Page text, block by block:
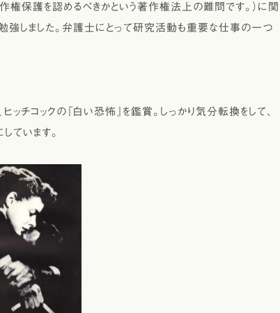
保護を認めるべきかという著作権法上の難問です。）に関
しました。弁護士にとって研究活動も重要な仕事の一つ
チコックの『白い恐怖』を鑑賞。しっかり気分転換をして、
ています。